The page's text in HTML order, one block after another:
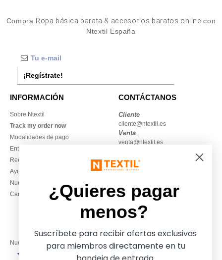
Compra Ropa básica barata & accesorios baratos online con
Ntextil España
¡Regístrate!
INFORMACIÓN
Sobre Ntextil
Track my order now
Modalidades de pago
Entrega
Reembolsos / devoluciones
Ayuda & FAQs
Nuestros compromisos
Camisetas locales al por mayor
CONTÁCTANOS
Cliente
cliente@ntextil.es
Venta
venta@ntextil.es
930 410 200
Viernes: 10:00–14:00
Nuestros socios financieros
¿Quieres pagar
menos?
Suscríbete para recibir ofertas exclusivas
para miembros directamente en tu